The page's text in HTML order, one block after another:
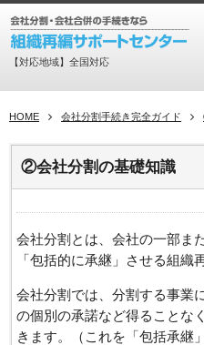
【対応地域】全国対応
HOME 会社分割手続き完全ガイド
②会社分割の基礎知識
会社分割とは、会社の一部ま
「包括的に承継」させる組織
会社分割では、分割する事業
の個別の承諾など得ることな
きます。（これを「包括承継